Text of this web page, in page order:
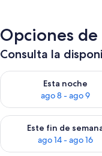
Opciones
Consulta la
Esta noche
ago 8 - ago 9
Consulta la
Este fin de
ago 14 - ago 16
Consulta la